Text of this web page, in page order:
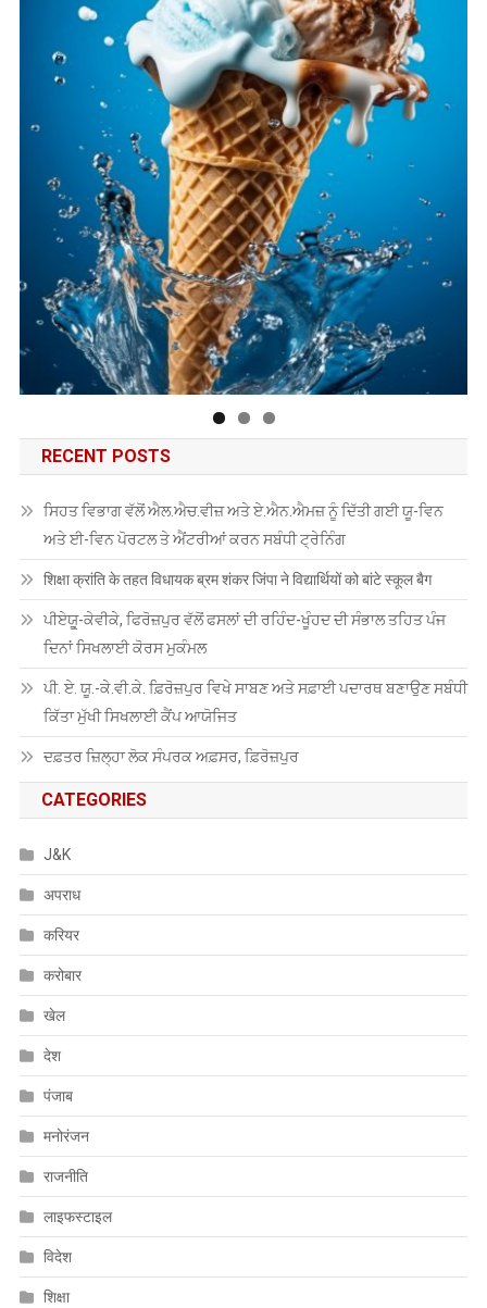
RECENT POSTS
ਸਿਹਤ ਵਿਭਾਗ ਵੱਲੋਂ ਐਲ.ਐਚ.ਵੀਜ਼ ਅਤੇ ਏ.ਐਨ.ਐਮਜ਼ ਨੂੰ ਦਿੱਤੀ ਗਈ ਯੂ-ਵਿਨ
ਅਤੇ ਈ-ਵਿਨ ਪੋਰਟਲ ਤੇ ਐਂਟਰੀਆਂ ਕਰਨ ਸਬੰਧੀ ਟ੍ਰੇਨਿੰਗ
शिक्षा क्रांति के तहत विधायक ब्रम शंकर जिंपा ने विद्यार्थियों को बांटे स्कूल बैग
ਪੀਏਯੂੑ-ਕੇਵੀਕੇ, ਫਿਰੋਜ਼ਪੁਰ ਵੱਲੋਂ ਫਸਲਾਂ ਦੀ ਰਹਿੰਦ-ਖੂੰਹਦ ਦੀ ਸੰਭਾਲ ਤਹਿਤ ਪੰਜ
ਦਿਨਾਂ ਸਿਖਲਾਈ ਕੋਰਸ ਮੁਕੰਮਲ
ਪੀ. ਏ. ਯੂ.-ਕੇ.ਵੀ.ਕੇ. ਫ਼ਿਰੋਜ਼ਪੁਰ ਵਿਖੇ ਸਾਬਣ ਅਤੇ ਸਫ਼ਾਈ ਪਦਾਰਥ ਬਣਾਉਣ ਸਬੰਧੀ
ਕਿੱਤਾ ਮੁੱਖੀ ਸਿਖਲਾਈ ਕੈਂਪ ਆਯੋਜਿਤ
ਦਫ਼ਤਰ ਜ਼ਿਲ੍ਹਾ ਲੋਕ ਸੰਪਰਕ ਅਫ਼ਸਰ, ਫ਼ਿਰੋਜ਼ਪੁਰ
CATEGORIES
J&K
अपराध
करियर
करोबार
खेल
देश
पंजाब
मनोरंजन
राजनीति
लाइफस्टाइल
विदेश
शिक्षा